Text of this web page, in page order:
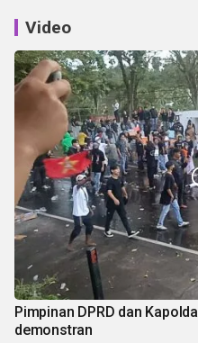
Video
Pimpinan DPRD dan
demonstran